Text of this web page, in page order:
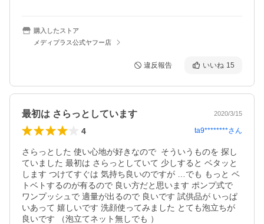
購入したストア
メディプラス公式ヤフー店
違反報告 いいね 15
最初は さらっとしています 2020/3/15
4 ta9********さん
さらっとした 使い心地が好きなので  そういうものを 探し
ていました 最初は さらっとしていて 少しすると ベタッと
します つけてすぐは 気持ち良いのですが …でも もっと ベ
トベトするのが有るので 良い方だと思います ポンプ式で
ワンプッシュで 適量が出るので 良いです 試供品が いっぱ
いあって 嬉しいです 洗顔使ってみました とても泡立ちが
良いです （泡立てネット無しでも ）